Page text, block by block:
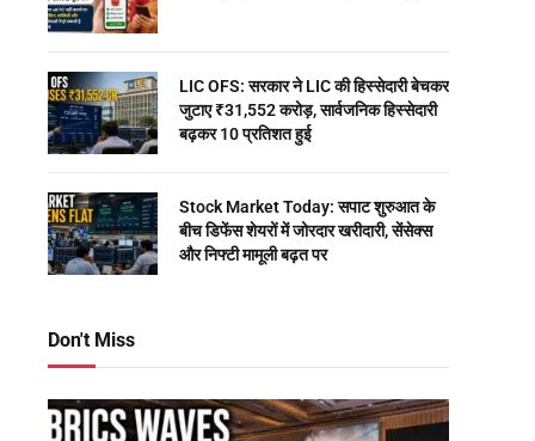
LIC OFS: सरकार ने LIC की हिस्सेदारी बेचकर
जुटाए ₹31,552 करोड़, सार्वजनिक हिस्सेदारी
बढ़कर 10 प्रतिशत हुई
Stock Market Today: सपाट शुरुआत के
बीच डिफेंस शेयरों में जोरदार खरीदारी, सेंसेक्स
और निफ्टी मामूली बढ़त पर
Don't Miss